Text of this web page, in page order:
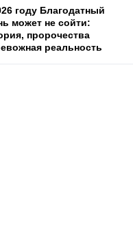
году Благодатный
может не сойти:
пророчества
реальность